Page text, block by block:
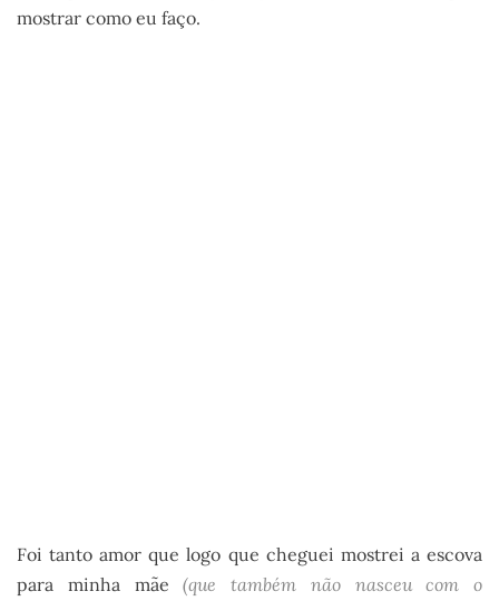
mostrar como eu faço.
Foi tanto amor que logo que cheguei mostrei a escova
para minha mãe(que também não nasceu com o